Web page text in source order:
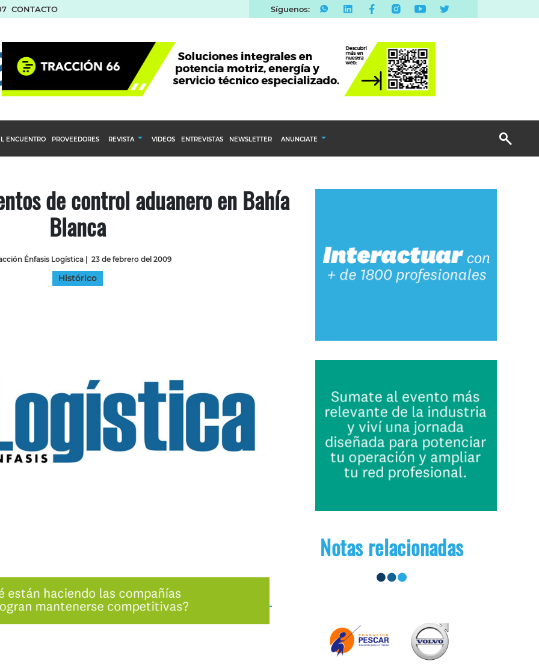
CONTACTO Síguenos:
del Agro
ENCUENTRO PROVEEDORES REVISTA VIDEOS ENTREVISTAS NEWSLETTER ANUNCIATE
Email Marketing
de control aduanero en Bahía
Blanca
Énfasis Logística| 23 de febrero del 2009
Histórico
Notas relacionadas